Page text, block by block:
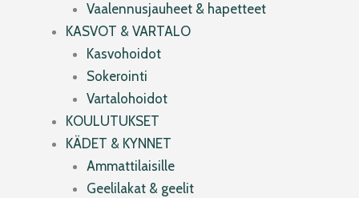
Vaalennusjauheet & hapetteet
KASVOT & VARTALO
Kasvohoidot
Sokerointi
Vartalohoidot
KOULUTUKSET
KÄDET & KYNNET
Ammattilaisille
Geelilakat & geelit